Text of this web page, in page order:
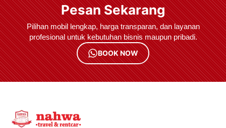
Pesan Sekarang
Pilihan mobil lengkap, harga transparan, dan layanan
profesional untuk kebutuhan bisnis maupun pribadi.
BOOK NOW